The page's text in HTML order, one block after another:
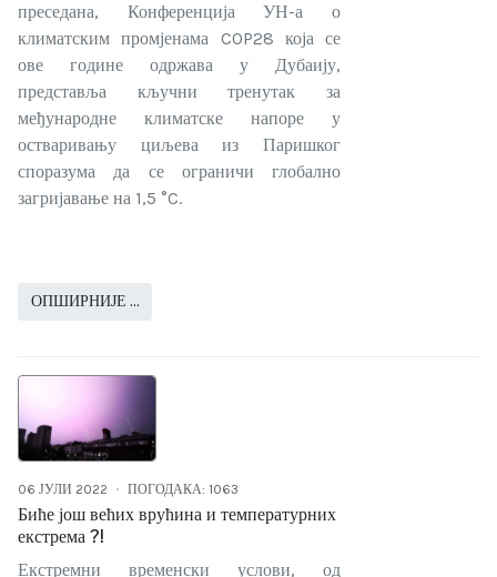
преседана, Конференција УН-а о
климатским промјенама COP28 која се
ове године одржава у Дубаију,
представља кључни тренутак за
међународне климатске напоре у
остваривању циљева из Паришког
споразума да се ограничи глобално
загријавање на 1,5 °C.
ОПШИРНИЈЕ …
06 ЈУЛИ 2022 ПОГОДАКА: 1063
Биће још већих врућина и температурних
екстрема ?!
Екстремни временски услови, од